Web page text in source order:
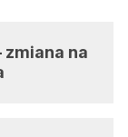
zmiana na